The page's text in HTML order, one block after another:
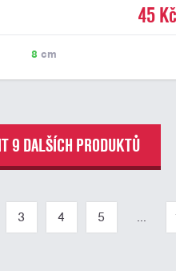
45 Kč
8 cm
9 DALŠÍCH PRODUKTŮ
3 4 5 ...